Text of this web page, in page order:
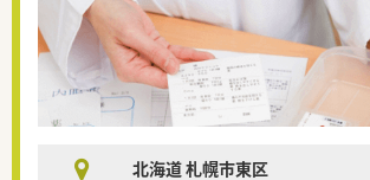
北海道 札幌市東区